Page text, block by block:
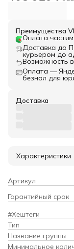
Преимущества
Оплата
Доставка до
курьером до
Возможность
Оплата —
безнал для
Доставка
Характеристики
Артикул
Гарантийный срок
#Хештеги
Тип
Название группы
Минимальное